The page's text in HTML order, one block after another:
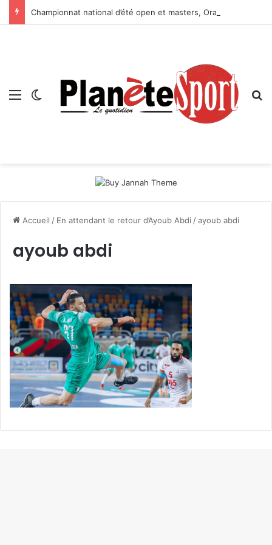
Menu Switch skin
Accueil / En attendant le retour d’Ayoub Abdi /ayoub abdi
ayoub abdi